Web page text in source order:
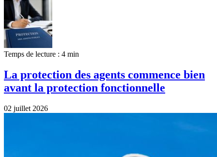
Temps de lecture : 4 min
La protection des agents commence bien
avant la protection fonctionnelle
02 juillet 2026